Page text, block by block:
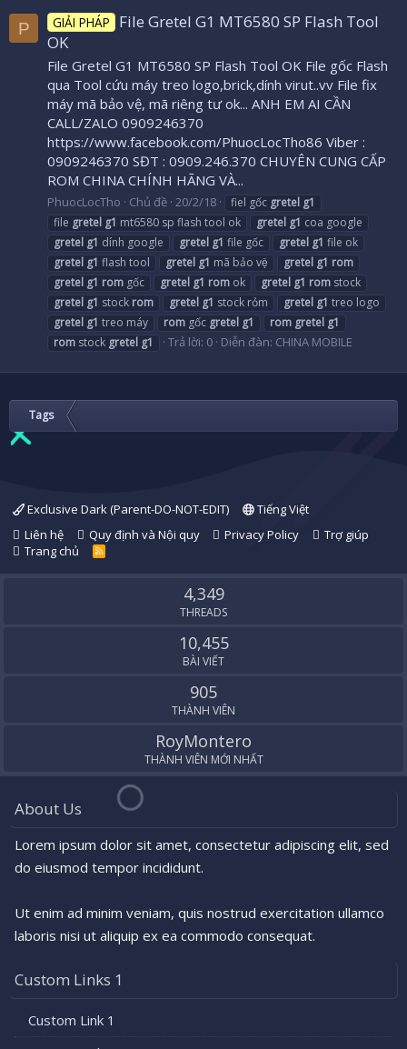
P GIẢI PHÁP
File Gretel G1 MT6580 SP Flash Tool
OK
File Gretel G1 MT6580 SP Flash Tool OK File gốc Flash
qua Tool cứu máy treo logo,brick,dính virut..vv File fix
máy mã bảo vệ, mã riêng tư ok... ANH EM AI CẦN
CALL/ZALO 0909246370
https://www.facebook.com/PhuocLocTho86 Viber :
0909246370 SĐT : 0909.246.370 CHUYÊN CUNG CẤP
ROM CHINA CHÍNH HÃNG VÀ...
PhuocLocTho Chủ đề 20/2/18 fiel gốc gretel g1
file gretel g1 mt6580 sp flash tool ok gretel g1 coa google
gretel g1 dính google gretel g1 file gốc gretel g1 file ok
gretel g1 flash tool gretel g1 mã bảo vệ gretel g1 rom
gretel g1 rom gốc gretel g1 rom ok gretel g1 rom stock
gretel g1 stock rom gretel g1 stock rỏm gretel g1 treo logo
gretel g1 treo máy rom gốc gretel g1 rom gretel g1
rom stock gretel g1 Trả lời: 0 Diễn đàn: CHINA MOBILE
Tags
Exclusive Dark (Parent-DO-NOT-EDIT)
Tiếng Việt
Liên hệ
Quy định và Nội quy Privacy Policy
Trợ giúp
Trang chủ
R
S
4,349
THREADS
10,455
BÀI VIẾT
905
THÀNH VIÊN
RoyMontero
THÀNH VIÊN MỚI NHẤT
About Us
Lorem ipsum dolor sit amet, consectetur adipiscing elit, sed
do eiusmod tempor incididunt.
Ut enim ad minim veniam, quis nostrud exercitation ullamco
laboris nisi ut aliquip ex ea commodo consequat.
Custom Links 1
Custom Link 1